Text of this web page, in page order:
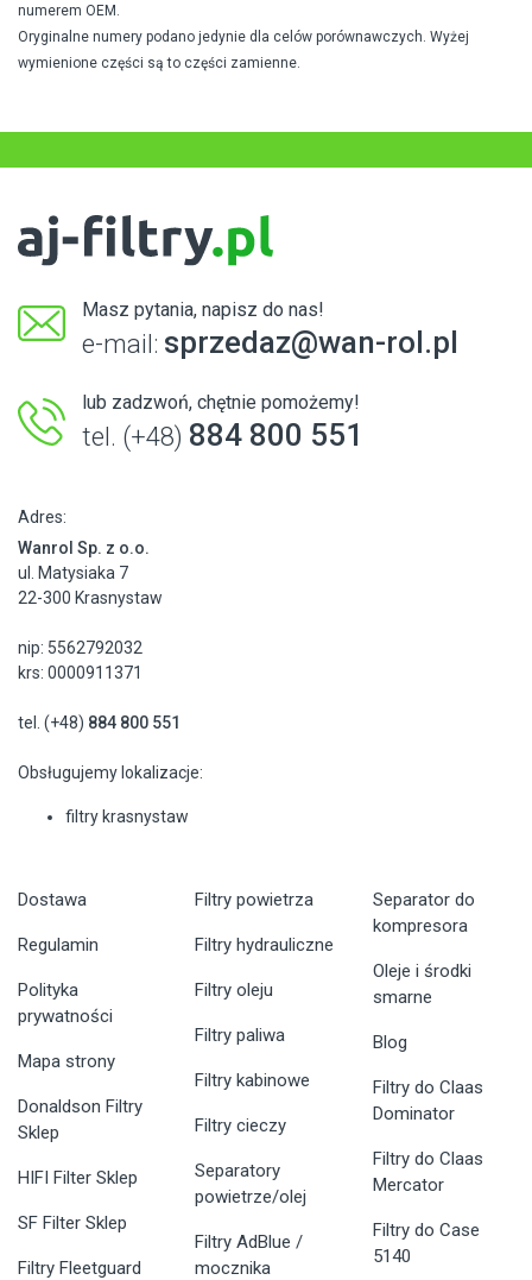
numerem OEM.
Oryginalne numery podano jedynie dla celów porównawczych. Wyżej
wymienione części są to części zamienne.
Masz pytania, napisz do nas!
e-mail: sprzedaz@wan-rol.pl
lub zadzwoń, chętnie pomożemy!
tel. (+48) 884 800 551
Adres:
Wanrol Sp. z o.o.
ul. Matysiaka 7
22-300 Krasnystaw
nip: 5562792032
krs: 0000911371
tel. (+48) 884 800 551
Obsługujemy lokalizacje:
filtry krasnystaw
Dostawa
Regulamin
Polityka
prywatności
Mapa strony
Donaldson Filtry
Sklep
HIFI Filter Sklep
SF Filter Sklep
Filtry Fleetguard
Filtry powietrza
Filtry hydrauliczne
Filtry oleju
Filtry paliwa
Filtry kabinowe
Filtry cieczy
Separatory
powietrze/olej
Filtry AdBlue /
mocznika
Separator do
kompresora
Oleje i środki
smarne
Blog
Filtry do Claas
Dominator
Filtry do Claas
Mercator
Filtry do Case
5140